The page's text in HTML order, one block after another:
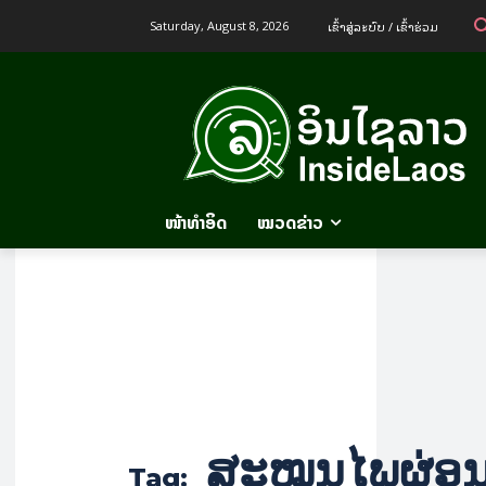
Saturday, August 8, 2026 ເຂົ້າ​ສູ່​ລະ​ບົບ / ເຂົ້າ​ຮ່ວມ
ໜ້າທຳອິດ ໝວດຂ່າວ
Tag: ສະໝຸນໄພຜ່ອ